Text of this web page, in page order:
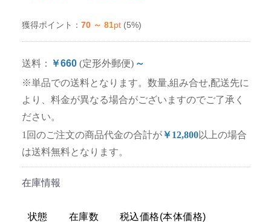
獲得ポイント： 70 ～ 81pt (5%)
送料： ￥660 (定形外郵便) ～
※単品での送料となります。数量,組み合せ,配送先に
より、料金が異なる場合がございますのでご了承く
ださい。
1回のご注文の商品代金の合計が￥12,800以上の場合
は送料無料となります。
在庫情報
状態 在庫数 税込価格(本体価格)